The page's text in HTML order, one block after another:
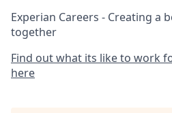
Experian Careers - Creating a
together
Find out what its like to work
here